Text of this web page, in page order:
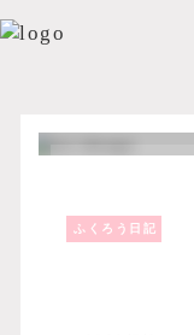
ふくろう日記